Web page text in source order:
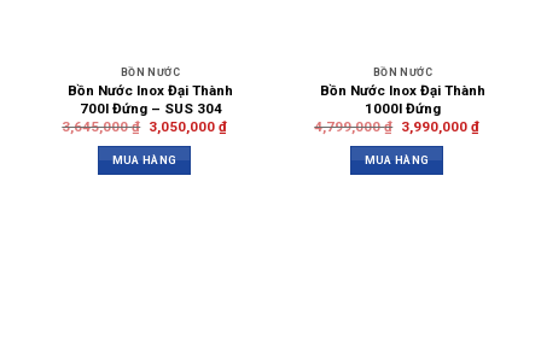
BỒN NƯỚC
Bồn Nước Inox Đại Thành
700l Đứng – SUS 304
3,645,000₫ 3,050,000 ₫
MUA HÀNG
BỒN NƯỚC
Bồn Nước Inox Đại Thành
1000l Đứng
4,799,000₫ 3,990,000 ₫
MUA HÀNG